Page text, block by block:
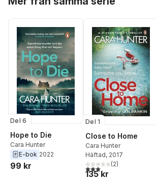
Del 6
Hope to Die
Cara Hunter
E-bok 2022
99 kr
Del 1
Close to Home
Cara Hunter
Häftad, 2017
3,0utav 5 stjärnor.
(2)
135 kr